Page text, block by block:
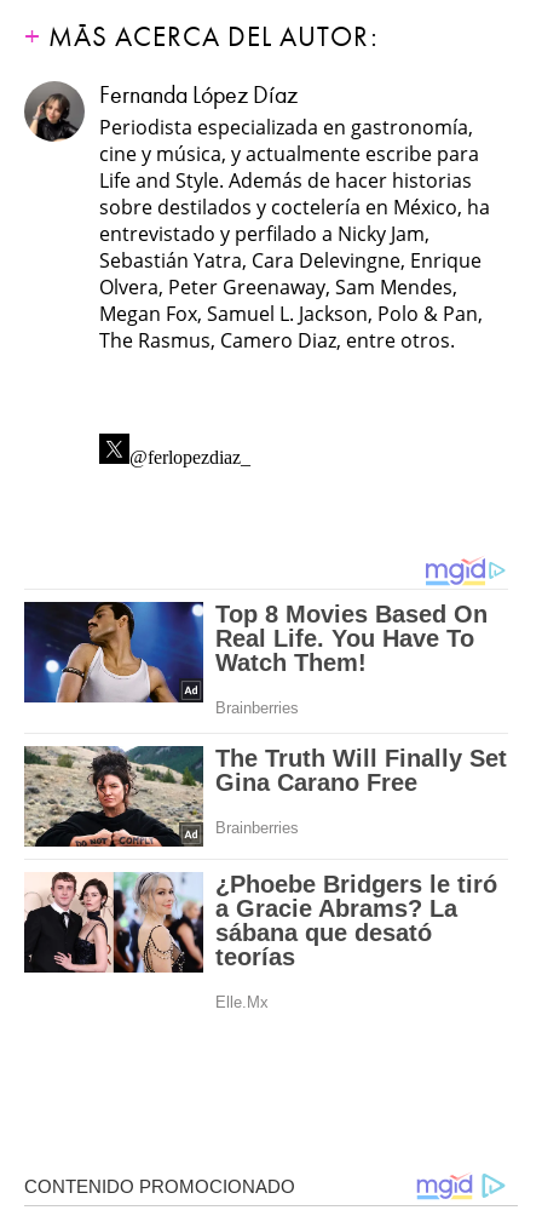
MÁS ACERCA DEL AUTOR:
Fernanda López Díaz
Periodista especializada en gastronomía,
cine y música, y actualmente escribe para
Life and Style. Además de hacer historias
sobre destilados y coctelería en México, ha
entrevistado y perfilado a Nicky Jam,
Sebastián Yatra, Cara Delevingne, Enrique
Olvera, Peter Greenaway, Sam Mendes,
Megan Fox, Samuel L. Jackson, Polo & Pan,
The Rasmus, Camero Diaz, entre otros.
@ferlopezdiaz_